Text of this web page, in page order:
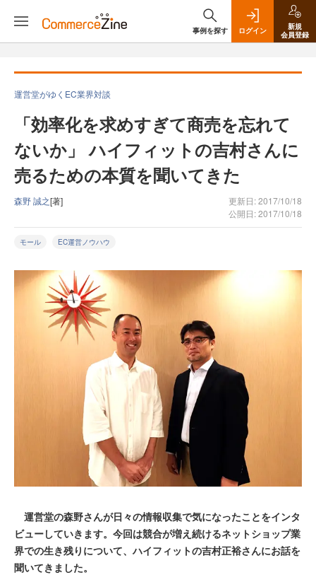
事例を探す ログイン
新規
会員登録
運営堂がゆくEC業界対談
「効率化を求めすぎて商売を忘れて
ないか」 ハイフィットの吉村さんに
売るための本質を聞いてきた
森野 誠之[著]
更新日: 2017/10/18
公開日: 2017/10/18
モール EC運営ノウハウ
運営堂の森野さんが日々の情報収集で気になったことをインタ
ビューしていきます。今回は競合が増え続けるネットショップ業
界での生き残りについて、ハイフィットの吉村正裕さんにお話を
聞いてきました。